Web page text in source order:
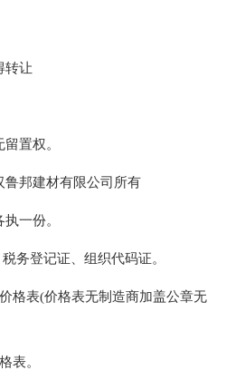
让
置权。
邦建材有限公司所有
一份。
登记证、组织代码证。
表(价格表无制造商加盖公章无
表。